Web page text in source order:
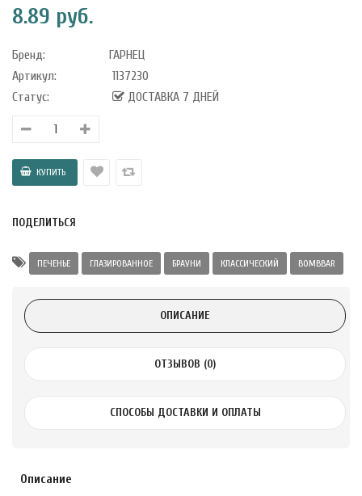
в
8.89 руб.
Бренд:
ГАРНЕЦ
Артикул:
1137230
Статус:
ДОСТАВКА 7 ДНЕЙ
ПОДЕЛИТЬСЯ
ПЕЧЕНЬЕ ГЛАЗИРОВАННОЕ БРАУНИ КЛАССИЧЕСКИЙ BOMBBAR
ОПИСАНИЕ
ОТЗЫВОВ (0)
СПОСОБЫ ДОСТАВКИ И ОПЛАТЫ
Описание